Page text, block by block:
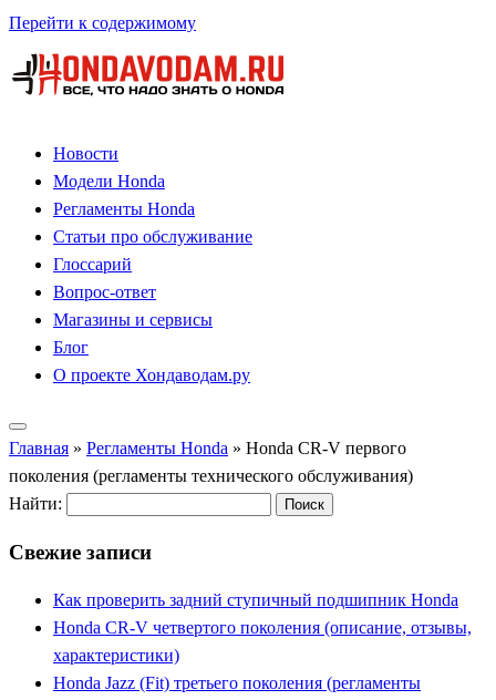
Перейти к содержимому
Новости
Модели Honda
Регламенты Honda
Статьи про обслуживание
Глоссарий
Вопрос-ответ
Магазины и сервисы
Блог
О проекте Хондаводам.ру
Главная » Регламенты Honda » Honda CR-V первого
поколения (регламенты технического обслуживания)
Найти:
Свежие записи
Как проверить задний ступичный подшипник Honda
Honda CR-V четвертого поколения (описание, отзывы,
характеристики)
Honda Jazz (Fit) третьего поколения (регламенты